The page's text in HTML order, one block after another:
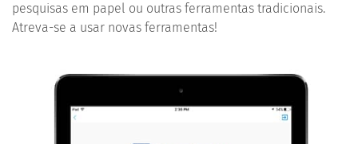
pesquisas em papel ou outras ferramentas tradicionais.
Atreva-se a usar novas ferramentas!